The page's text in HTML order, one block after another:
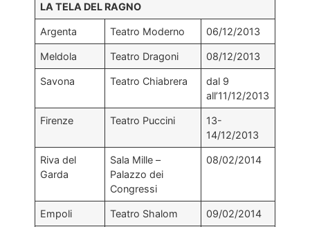
LA TELA DEL RAGNO
Argenta Teatro Moderno 06/12/2013
Meldola Teatro Dragoni 08/12/2013
Savona Teatro Chiabrera
dal 9
all’11/12/2013
Firenze Teatro Puccini
13-
14/12/2013
Riva del
Garda
Sala Mille –
Palazzo dei
Congressi
08/02/2014
Empoli Teatro Shalom 09/02/2014